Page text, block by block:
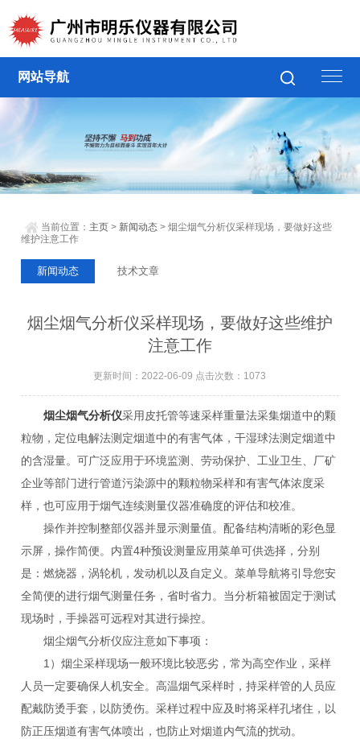
网站导航
当前位置： 主页 > 新闻动态 > 烟尘烟气分析仪采样现场，要做好这些
维护注意工作
新闻动态 技术文章
烟尘烟气分析仪采样现场，要做好这些维护
注意工作
更新时间：2022-06-09 点击次数：1073
烟尘烟气分析仪采用皮托管等速采样重量法采集烟道中的颗
粒物，定位电解法测定烟道中的有害气体，干湿球法测定烟道中
的含湿量。可广泛应用于环境监测、劳动保护、工业卫生、厂矿
企业等部门进行管道污染源中的颗粒物采样和有害气体浓度采
样，也可应用于烟气连续测量仪器准确度的评估和校准。
操作并控制整部仪器并显示测量值。配备结构清晰的彩色显
示屏，操作简便。内置4种预设测量应用菜单可供选择，分别
是：燃烧器，涡轮机，发动机以及自定义。菜单导航将引导您安
全简便的进行烟气测量任务，省时省力。当分析箱被固定于测试
现场时，手操器可远程对其进行操控。
烟尘烟气分析仪应注意如下事项：
1）烟尘采样现场一般环境比较恶劣，常为高空作业，采样
人员一定要确保人机安全。高温烟气采样时，持采样管的人员应
配戴防烫手套，以防烫伤。采样过程中应及时将采样孔堵住，以
防正压烟道有害气体喷出，也防止对烟道内气流的扰动。